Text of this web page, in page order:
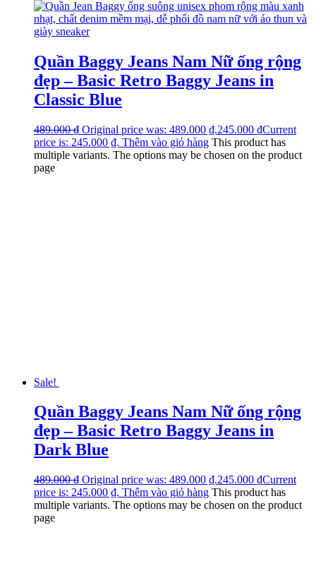
Quần Baggy Jeans Nam Nữ ống rộng
đẹp – Basic Retro Baggy Jeans in
Classic Blue
489.000₫ Original price was: 489.000 ₫.245.000 ₫Current
price is: 245.000 ₫. Thêm vào giỏ hàng This product has
multiple variants. The options may be chosen on the product
page
Sale!
Quần Baggy Jeans Nam Nữ ống rộng
đẹp – Basic Retro Baggy Jeans in
Dark Blue
489.000₫ Original price was: 489.000 ₫.245.000 ₫Current
price is: 245.000 ₫. Thêm vào giỏ hàng This product has
multiple variants. The options may be chosen on the product
page